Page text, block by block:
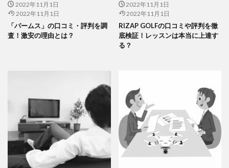
2022年11月1日
2022年11月1日
「パームス」の口コミ・評判を調
査！激安の理由とは？
2022年11月1日
2022年11月1日
RIZAP GOLFの口コミや評判を徹
底検証！レッスンは本当に上達す
る？